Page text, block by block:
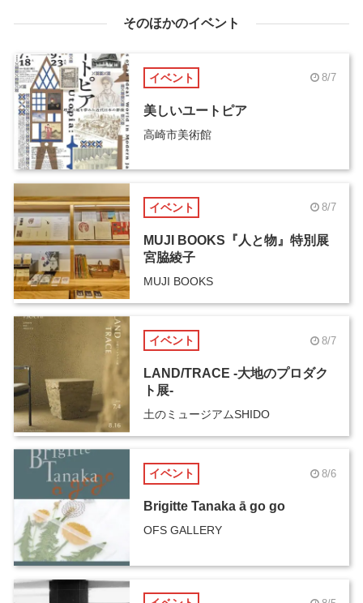
そのほかのイベント
イベント 8/7
美しいユートピア
高崎市美術館
イベント 8/7
MUJI BOOKS『人と物』特別展
宮脇綾子
MUJI BOOKS
イベント 8/7
LAND/TRACE -大地のプロダク
ト展-
土のミュージアムSHIDO
イベント 8/6
Brigitte Tanaka ā go go
OFS GALLERY